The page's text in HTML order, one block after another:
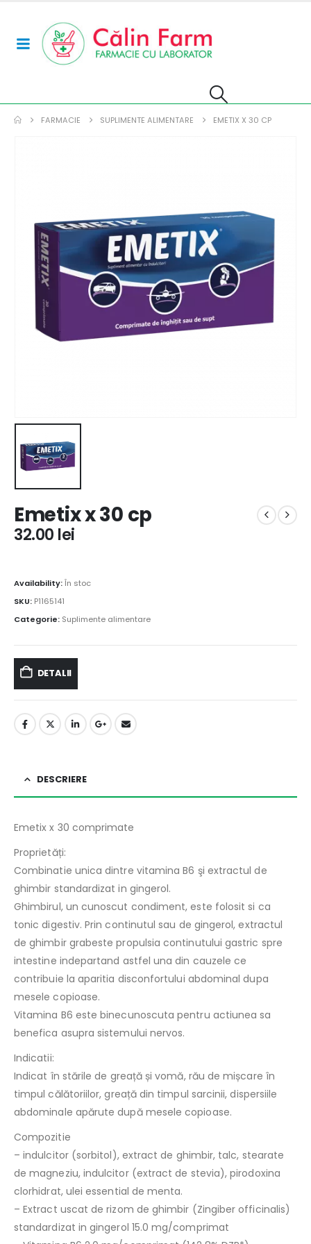
FARMACIE SUPLIMENTE ALIMENTARE EMETIX X 30 CP
Emetix x 30 cp
32.00 lei
Availability:În stoc
SKU: P1165141
Categorie: Suplimente alimentare
DETALII
DESCRIERE
Emetix x 30 comprimate
Proprietăți:
Combinatie unica dintre vitamina B6 şi extractul de
ghimbir standardizat in gingerol.
Ghimbirul, un cunoscut condiment, este folosit si ca
tonic digestiv. Prin continutul sau de gingerol, extractul
de ghimbir grabeste propulsia continutului gastric spre
intestine indepartand astfel una din cauzele ce
contribuie la aparitia disconfortului abdominal dupa
mesele copioase.
Vitamina B6 este binecunoscuta pentru actiunea sa
benefica asupra sistemului nervos.
Indicatii:
Indicat în stările de greață și vomă, rău de mișcare în
timpul călătoriilor, greață din timpul sarcinii, dispersiile
abdominale apărute după mesele copioase.
Compozitie
– indulcitor (sorbitol), extract de ghimbir, talc, stearate
de magneziu, indulcitor (extract de stevia), pirodoxina
clorhidrat, ulei essential de menta.
– Extract uscat de rizom de ghimbir (Zingiber officinalis)
standardizat in gingerol 15.0 mg/comprimat